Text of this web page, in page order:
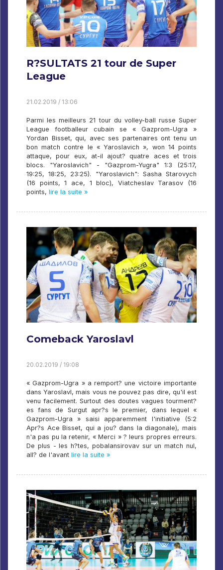
R?SULTATS 21 tour de Super
League
21.02.2019 / 13:06
Parmi les meilleurs 21 tour du volley-ball russe Super
League footballeur cubain se « Gazprom-Ugra »
Yordan Bisset, qui, avec ses partenaires ont tenu un
bon match contre le « Yaroslavich », won 14 points
attaque, pour eux, at-il ajout? quatre aces et trois
blocs. "Yaroslavich" - "Gazprom-Yugra" 1:3 (25:17,
19:25, 18:25, 23:25). "Yaroslavich": Sasha Starovych
(16 points, 1 ace, 1 bloc), Viatcheslav Tarasov (16
points, lire la suite »
Comeback Yaroslavl
20.02.2019 / 19:08
« Gazprom-Ugra » a remport? une victoire importante
dans Yaroslavl, mais vous ne pouvez pas dire, qu'il est
venu facilement. Surtout des doutes vagues tourment?
es fans de Surgut apr?s le premier, dans lequel «
Gazprom-Ugra » saisi apparemment l'initiative (5:2
Apr?s Ace Bisset, qui a jou? dans la diagonale), mais
n'a pas pu la retenir, « Merci » ? leurs propres erreurs.
De plus - les h?tes, pobalansirovav sur un match nul,
all? de l'avant lire la suite »